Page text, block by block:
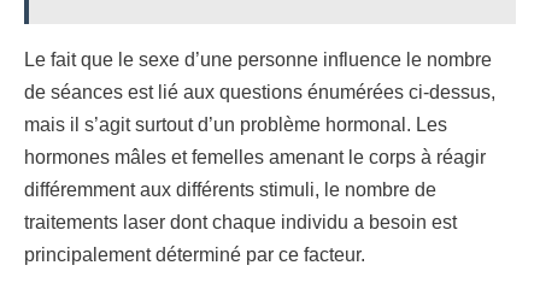
Le fait que le sexe d’une personne influence le nombre
de séances est lié aux questions énumérées ci-dessus,
mais il s’agit surtout d’un problème hormonal. Les
hormones mâles et femelles amenant le corps à réagir
différemment aux différents stimuli, le nombre de
traitements laser dont chaque individu a besoin est
principalement déterminé par ce facteur.